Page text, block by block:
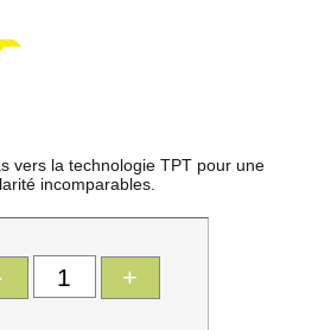
vers la technologie TPT pour une
incomparables.
+